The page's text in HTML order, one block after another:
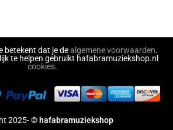
betekent dat je dealgemene voorwaarden.
te helpen gebruikt hafabramuziekshop.nl
cookies.
2025- © hafabramuziekshop